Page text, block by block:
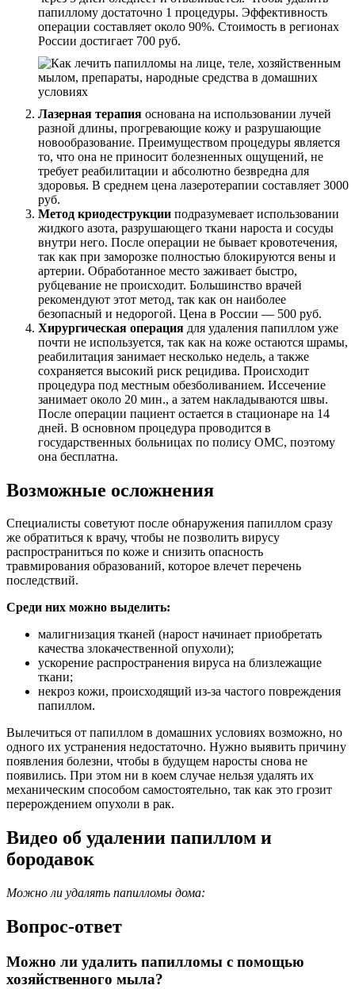
папиллому достаточно 1 процедуры. Эффективность
операции составляет около 90%. Стоимость в регионах
России достигает 700 руб.
Лазерная терапия основана на использовании лучей
разной длины, прогревающие кожу и разрушающие
новообразование. Преимуществом процедуры является
то, что она не приносит болезненных ощущений, не
требует реабилитации и абсолютно безвредна для
здоровья. В среднем цена лазеротерапии составляет 3000
руб.
Метод криодеструкции подразумевает использовании
жидкого азота, разрушающего ткани нароста и сосуды
внутри него. После операции не бывает кровотечения,
так как при заморозке полностью блокируются вены и
артерии. Обработанное место заживает быстро,
рубцевание не происходит. Большинство врачей
рекомендуют этот метод, так как он наиболее
безопасный и недорогой. Цена в России — 500 руб.
Хирургическая операция для удаления папиллом уже
почти не используется, так как на коже остаются шрамы,
реабилитация занимает несколько недель, а также
сохраняется высокий риск рецидива. Происходит
процедура под местным обезболиванием. Иссечение
занимает около 20 мин., а затем накладываются швы.
После операции пациент остается в стационаре на 14
дней. В основном процедура проводится в
государственных больницах по полису ОМС, поэтому
она бесплатна.
Возможные осложнения
Специалисты советуют после обнаружения папиллом сразу
же обратиться к врачу, чтобы не позволить вирусу
распространиться по коже и снизить опасность
травмирования образований, которое влечет перечень
последствий.
Среди них можно выделить:
малигнизация тканей (нарост начинает приобретать
качества злокачественной опухоли);
ускорение распространения вируса на близлежащие
ткани;
некроз кожи, происходящий из-за частого повреждения
папиллом.
Вылечиться от папиллом в домашних условиях возможно, но
одного их устранения недостаточно. Нужно выявить причину
появления болезни, чтобы в будущем наросты снова не
появились. При этом ни в коем случае нельзя удалять их
механическим способом самостоятельно, так как это грозит
перерождением опухоли в рак.
Видео об удалении папиллом и
бородавок
Можно ли удалять папилломы дома:
Вопрос-ответ
Можно ли удалить папилломы с помощью
хозяйственного мыла?